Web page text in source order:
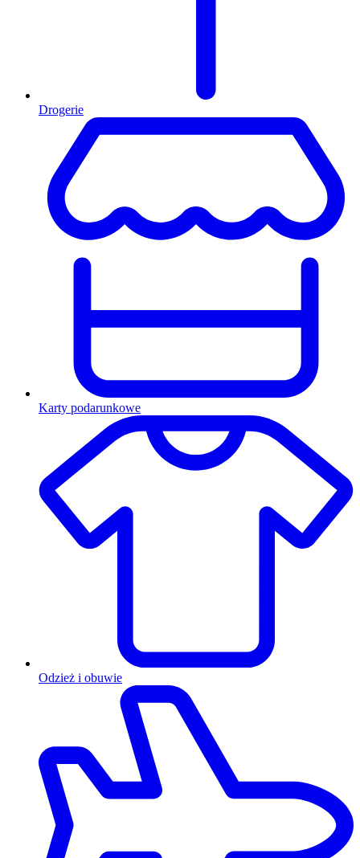
Drogerie
Karty podarunkowe
Odzież i obuwie